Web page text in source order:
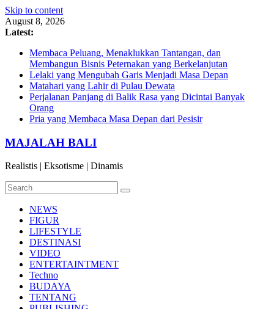
Skip to content
August 8, 2026
Latest:
Membaca Peluang, Menaklukkan Tantangan, dan
Membangun Bisnis Peternakan yang Berkelanjutan
Lelaki yang Mengubah Garis Menjadi Masa Depan
Matahari yang Lahir di Pulau Dewata
Perjalanan Panjang di Balik Rasa yang Dicintai Banyak
Orang
Pria yang Membaca Masa Depan dari Pesisir
MAJALAH BALI
Realistis | Eksotisme | Dinamis
NEWS
FIGUR
LIFESTYLE
DESTINASI
VIDEO
ENTERTAINTMENT
Techno
BUDAYA
TENTANG